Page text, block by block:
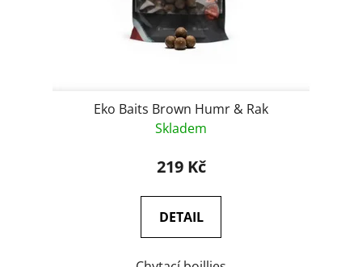
Eko Baits Brown Humr & Rak
Skladem
219 Kč
DETAIL